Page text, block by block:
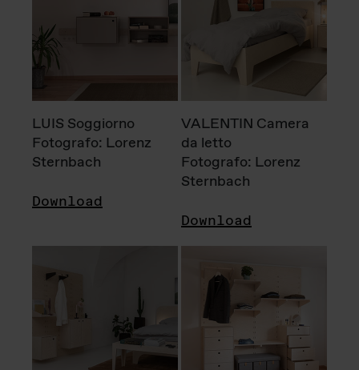
LUIS Soggiorno
Fotografo: Lorenz
Sternbach
Download
VALENTIN Camera
da letto
Fotografo: Lorenz
Sternbach
Download